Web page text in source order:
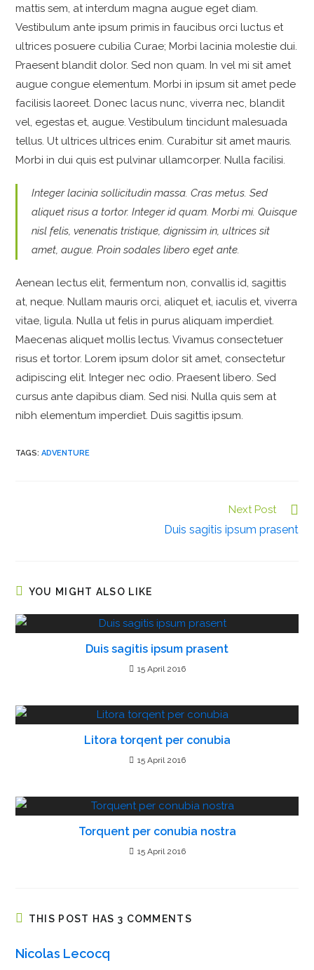
mattis sem, at interdum magna augue eget diam.
Vestibulum ante ipsum primis in faucibus orci luctus et
ultrices posuere cubilia Curae; Morbi lacinia molestie dui.
Praesent blandit dolor. Sed non quam. In vel mi sit amet
augue congue elementum. Morbi in ipsum sit amet pede
facilisis laoreet. Donec lacus nunc, viverra nec, blandit
vel, egestas et, augue. Vestibulum tincidunt malesuada
tellus. Ut ultrices ultrices enim. Curabitur sit amet mauris.
Morbi in dui quis est pulvinar ullamcorper. Nulla facilisi.
Integer lacinia sollicitudin massa. Cras metus. Sed
aliquet risus a tortor. Integer id quam. Morbi mi. Quisque
nisl felis, venenatis tristique, dignissim in, ultrices sit
amet, augue. Proin sodales libero eget ante.
Aenean lectus elit, fermentum non, convallis id, sagittis
at, neque. Nullam mauris orci, aliquet et, iaculis et, viverra
vitae, ligula. Nulla ut felis in purus aliquam imperdiet.
Maecenas aliquet mollis lectus. Vivamus consectetuer
risus et tortor. Lorem ipsum dolor sit amet, consectetur
adipiscing elit. Integer nec odio. Praesent libero. Sed
cursus ante dapibus diam. Sed nisi. Nulla quis sem at
nibh elementum imperdiet. Duis sagittis ipsum.
TAGS:ADVENTURE
i
n
u
a
d
Next Post
Duis sagitis ipsum prasent
YOU MIGHT ALSO LIKE
Duis sagitis ipsum prasent
15 April 2016
Litora torqent per conubia
15 April 2016
Torquent per conubia nostra
15 April 2016
THIS POST HAS 3 COMMENTS
Nicolas Lecocq